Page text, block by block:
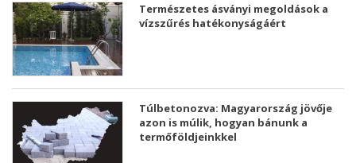
Természetes ásványi megoldások a
vízszűrés hatékonyságáért
Túlbetonozva: Magyarország jövője
azon is múlik, hogyan bánunk a
termőföldjeinkkel